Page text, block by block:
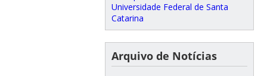
Universidade Federal de Santa
Catarina
Arquivo de Notícias